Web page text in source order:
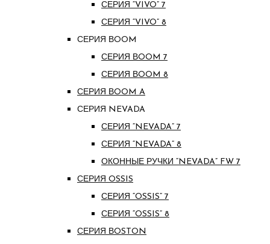
СЕРИЯ “VIVO” 7
СЕРИЯ “VIVO” 8
СЕРИЯ ВOOM
СЕРИЯ ВOOM 7
СЕРИЯ ВOOM 8
СЕРИЯ ВOOM A
СЕРИЯ NEVADA
СЕРИЯ “NEVADA” 7
СЕРИЯ “NEVADA” 8
ОКОННЫЕ РУЧКИ “NEVADA” FW 7
СЕРИЯ OSSIS
СЕРИЯ “OSSIS” 7
СЕРИЯ “OSSIS” 8
СЕРИЯ ВOSTON